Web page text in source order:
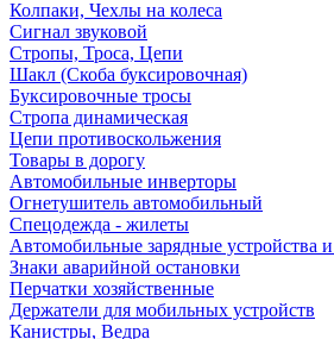
Колпаки, Чехлы на колеса
Сигнал звуковой
Стропы, Троса, Цепи
Шакл (Скоба буксировочная)
Буксировочные тросы
Стропа динамическая
Цепи противоскольжения
Товары в дорогу
Автомобильные инверторы
Огнетушитель автомобильный
Спецодежда - жилеты
Автомобильные зарядные устройства и
Знаки аварийной остановки
Перчатки хозяйственные
Держатели для мобильных устройств
Канистры, Ведра